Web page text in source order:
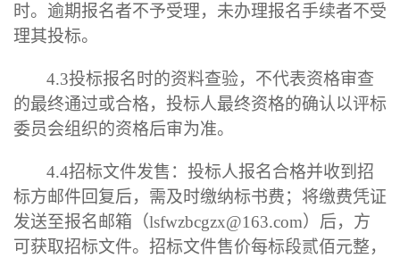
时。逾期报名者不予受理，未办理报名手续者不受
理其投标。
4.3投标报名时的资料查验，不代表资格审查
的最终通过或合格，投标人最终资格的确认以评标
委员会组织的资格后审为准。
4.4招标文件发售 ：投标人报名合格并收到招
标方邮件回复后，需及时缴纳标书费； 将缴费凭证
发送至报名邮箱（lsfwzbcgzx@163.com）后，方
可获取招标文件。 招标文件售价每标段贰佰元整，